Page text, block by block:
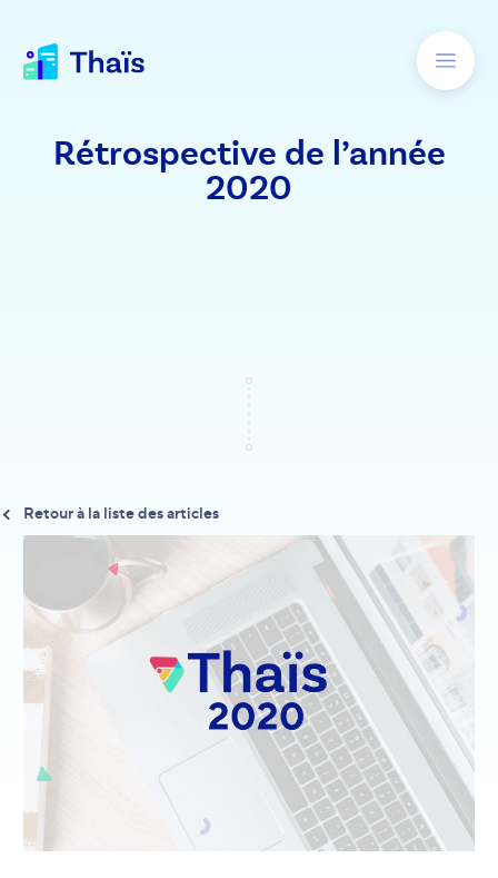
Rétrospective de l’année
2020
Retour à la liste des articles